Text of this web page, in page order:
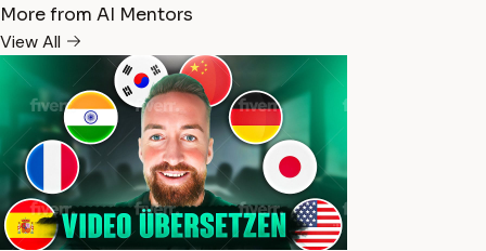
More from AI Mentors
View All